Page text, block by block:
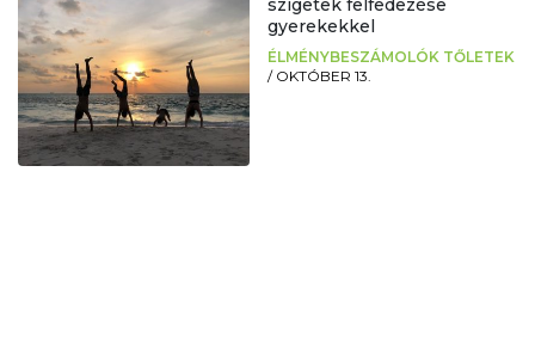
szigetek felfedezése
gyerekekkel
ÉLMÉNYBESZÁMOLÓK TŐLETEK
/ OKTÓBER 13.